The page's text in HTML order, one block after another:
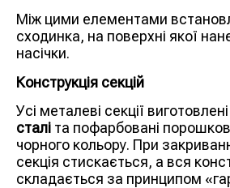
Між цими елементами
сходинка, на поверхні якої
насічки.
Конструкція секцій
Усі металеві секції
сталі та пофарбовані
чорного кольору. При
секція стискається, а вся
складається за принципом